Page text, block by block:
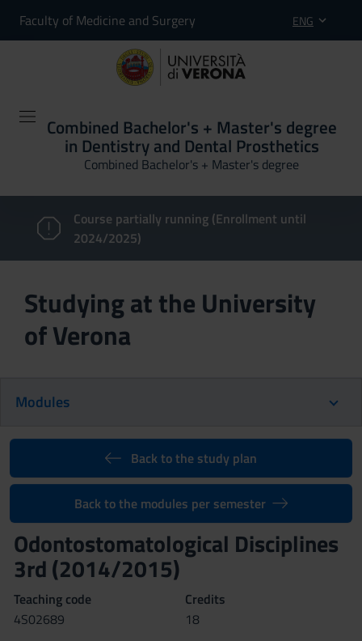
Faculty of Medicine and Surgery ENG
Combined Bachelor's + Master's degree
in Dentistry and Dental Prosthetics
Combined Bachelor's + Master's degree
Course partially running (Enrollment until
2024/2025)
Studying at the University
of Verona
Modules
Back to the study plan
Back to the modules per semester
Odontostomatological Disciplines
3rd (2014/2015)
Teaching code
4S02689
Credits
18